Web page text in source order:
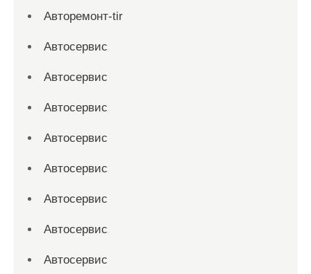
Авторемонт-tir
Автосервис
Автосервис
Автосервис
Автосервис
Автосервис
Автосервис
Автосервис
Автосервис